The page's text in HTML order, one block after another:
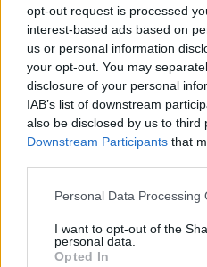
opt-out request is processed
interest-based ads based on
us or personal information
your opt-out. You may
disclosure of your personal
IAB’s list of downstream
also be disclosed by us to third
Downstream Participants that
Personal Data Processing
I want to opt-out of the
personal data.
Opted In
Overzicht: Zo
WK 2026
Zo ziet de
het nieuwe seizoen
Van Eindhoven naar
juist nu overtuigd is van